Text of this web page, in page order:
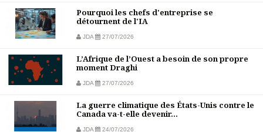
Pourquoi les chefs d'entreprise se
détournent de l'IA
JDA 27/07/2026
L’Afrique de l’Ouest a besoin de son propre
moment Draghi
JDA 27/07/2026
La guerre climatique des États-Unis contre le
Canada va-t-elle devenir...
JDA 24/07/2026